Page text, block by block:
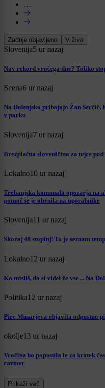
…
Zadnje objavljeno V živo
Slovenija5 ur nazaj
Nov rekord vročega dne? Toliko
Scena6 ur nazaj
Na Dolenjsko prihajajo Žan Serčič,
v parku
Slovenija7 ur nazaj
Brezplačna slovenščina za tujce
Lokalno10 ur nazaj
Trebanjska komunala opozarja na
pomoč se je obrnila na uporabnike
Slovenija11 ur nazaj
Skoraj 40 stopinj! To je seznam
Lokalno12 ur nazaj
Ko misliš, da si videl že vse ... Na
Politika12 ur nazaj
Pirc Musarjeva objavila odpustno
okolje13 ur nazaj
Vročina bo popustila le za kratek
razmer
Prikaži več